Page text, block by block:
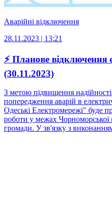
Аварійні відключення
28.11.2023 | 13:21
⚡ Планове відключення
(30.11.2023)
З метою підвищення
попередження аварій в
Одеські Електромережі" буде
роботи у межах Чорноморської
громади. У зв'язку з